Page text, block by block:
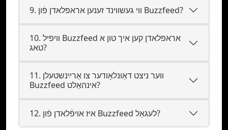
9. ווי געשווינד זענען אראפלאדן פֿון Buzzfeed?
10. וויפיל Buzzfeed אראפלאדן קען איך טון א
טאג?
11. ווער ניצט דאַונלאָודער צו אַרײַנשטעלן
Buzzfeed אינהאַלט?
12. איז אױפֿלאדן פֿון Buzzfeed לעגאַל?